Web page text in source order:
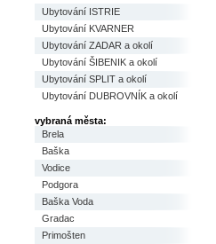
Ubytování ISTRIE
Ubytování KVARNER
Ubytování ZADAR a okolí
Ubytování ŠIBENIK a okolí
Ubytování SPLIT a okolí
Ubytování DUBROVNÍK a okolí
vybraná města:
Brela
Baška
Vodice
Podgora
Baška Voda
Gradac
Primošten